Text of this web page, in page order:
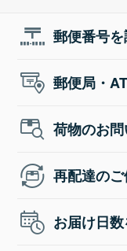
郵便番号
郵便局・
荷物のお
再配達の
お届け日